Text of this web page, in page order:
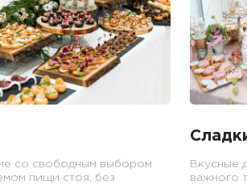
со свободным выбором
пищи стоя, без
Вкусные
важного